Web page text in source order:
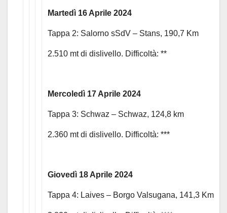
Martedì 16 Aprile 2024
Tappa 2: Salorno sSdV – Stans, 190,7 Km
2.510 mt di dislivello. Difficoltà: **
Mercoledì 17 Aprile 2024
Tappa 3: Schwaz – Schwaz, 124,8 km
2.360 mt di dislivello. Difficoltà: ***
Giovedì 18 Aprile 2024
Tappa 4: Laives – Borgo Valsugana, 141,3 Km